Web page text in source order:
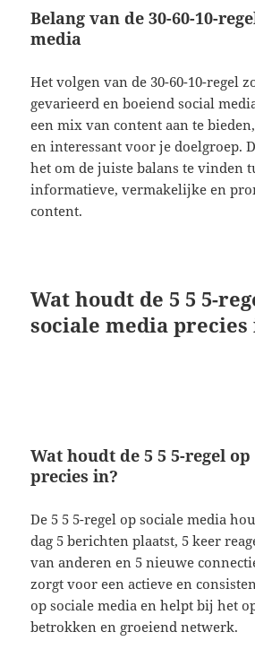
Belang van de 30-60-10-
media
Het volgen van de 30-60-10-regel
gevarieerd en boeiend social
een mix van content aan te
en interessant voor je doelgroep.
het om de juiste balans te vinden
informatieve, vermakelijke en
content.
Wat houdt de 5 5 5-
sociale media precies
Wat houdt de 5 5 5-regel
precies in?
De 5 5 5-regel op sociale media
dag 5 berichten plaatst, 5 keer
van anderen en 5 nieuwe
zorgt voor een actieve en
op sociale media en helpt bij het
betrokken en groeiend netwerk.